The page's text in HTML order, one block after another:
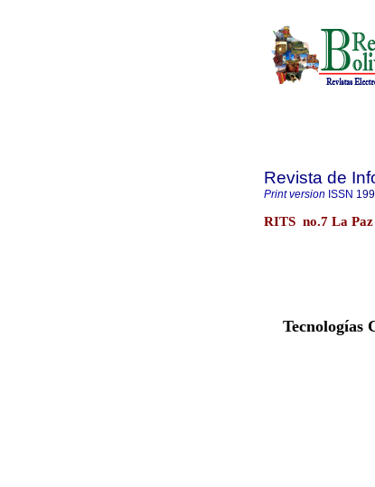
Revista de
Print version ISSN
RITS no.7 La Paz
Tecnologías